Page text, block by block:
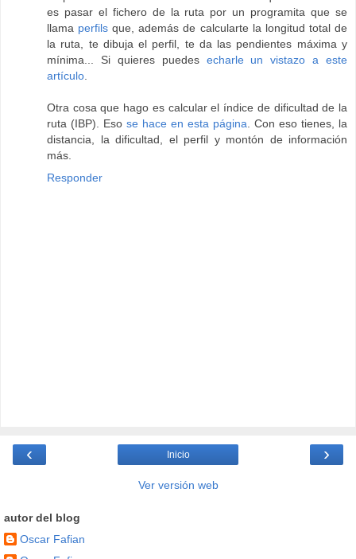
es pasar el fichero de la ruta por un programita que se
llama perfils que, además de calcularte la longitud total de
la ruta, te dibuja el perfil, te da las pendientes máxima y
mínima... Si quieres puedes echarle un vistazo a este
artículo.
Otra cosa que hago es calcular el índice de dificultad de la
ruta (IBP). Eso se hace en esta página. Con eso tienes, la
distancia, la dificultad, el perfil y montón de información
más.
Responder
‹ ›
Inicio
Ver versión web
autor del blog
Oscar Fafian